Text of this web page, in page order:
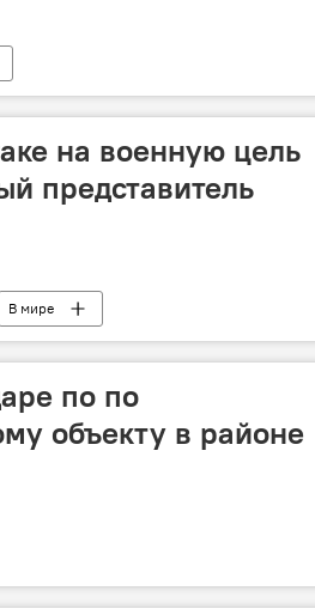
на военную цель
представитель
В мире
по по
объекту в районе